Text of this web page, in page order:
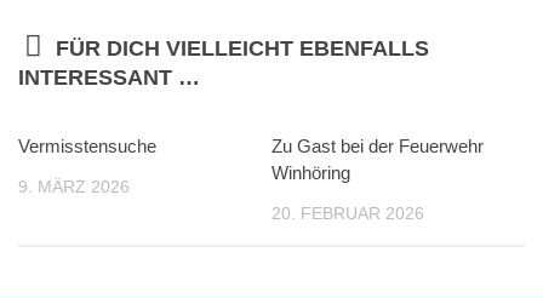
FÜR DICH VIELLEICHT EBENFALLS
INTERESSANT …
Vermisstensuche
9. MÄRZ 2026
Zu Gast bei der Feuerwehr
Winhöring
20. FEBRUAR 2026